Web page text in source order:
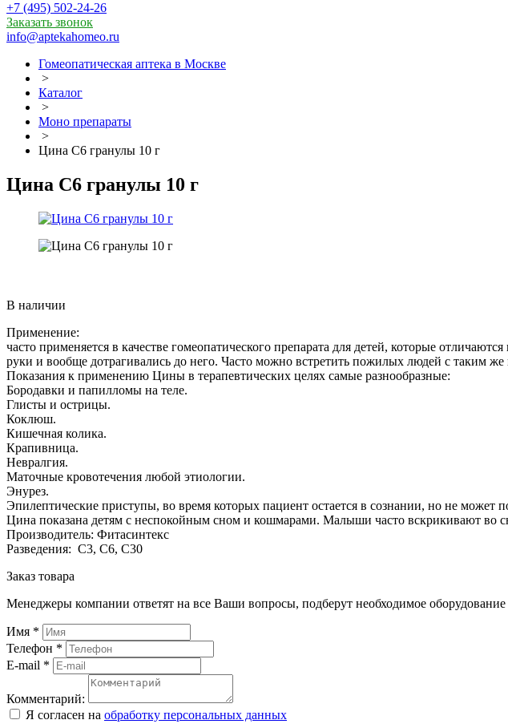
+7 (495) 502-24-26
Заказать звонок
info@aptekahomeo.ru
Гомеопатическая аптека в Москве
>
Каталог
>
Моно препараты
>
Цина С6 гранулы 10 г
Цина С6 гранулы 10 г
В наличии
Применение:
часто применяется в качестве гомеопатического препарата для детей, которые
руки и вообще дотрагивались до него. Часто можно встретить пожилых людей с таким же
Показания к применению Цины в терапевтических целях самые разнообразные:
Бородавки и папилломы на теле.
Глисты и острицы.
Коклюш.
Кишечная колика.
Крапивница.
Невралгия.
Маточные кровотечения любой этиологии.
Энурез.
Эпилептические приступы, во время которых пациент остается в сознании, но не может
Цина показана детям с неспокойным сном и кошмарами. Малыши часто вскрикивают во
Производитель: Фитасинтекс
Разведения: С3, С6, С30
Заказ товара
Менеджеры компании ответят на все Ваши вопросы, подберут необходимое
Имя *
Телефон *
E-mail *
Комментарий:
Я согласен на обработку персональных данных